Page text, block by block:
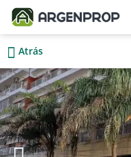
Atrás